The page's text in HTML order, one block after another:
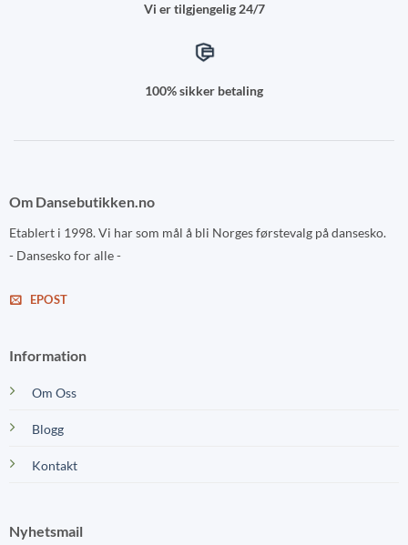
Vi er tilgjengelig 24/7
100% sikker betaling
Om Dansebutikken.no
Etablert i 1998. Vi har som mål å bli Norges førstevalg på dansesko.
- Dansesko for alle -
EPOST
Information
Om Oss
Blogg
Kontakt
Nyhetsmail